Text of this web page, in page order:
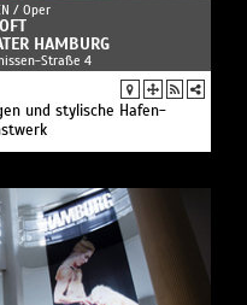
/ Oper
HAMBURG
Straße 4
und stylische Hafen-